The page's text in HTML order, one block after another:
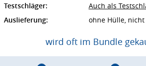
Testschläger:
Auch als
Auslieferung:
ohne Hülle,
wird oft im Bundle